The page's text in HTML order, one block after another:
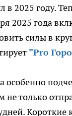
в 2025 году.
2025 года
силы в
"Pro
особенно
не только